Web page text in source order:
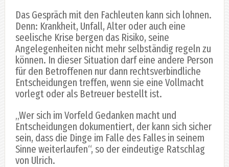
Das Gespräch mit den Fachleuten kann sich lohnen.
Denn: Krankheit, Unfall, Alter oder auch eine
seelische Krise bergen das Risiko, seine
Angelegenheiten nicht mehr selbständig regeln zu
können. In dieser Situation darf eine andere Person
für den Betroffenen nur dann rechtsverbindliche
Entscheidungen treffen, wenn sie eine Vollmacht
vorlegt oder als Betreuer bestellt ist.
„Wer sich im Vorfeld Gedanken macht und
Entscheidungen dokumentiert, der kann sich sicher
sein, dass die Dinge im Falle des Falles in seinem
Sinne weiterlaufen“, so der eindeutige Ratschlag
von Ulrich.